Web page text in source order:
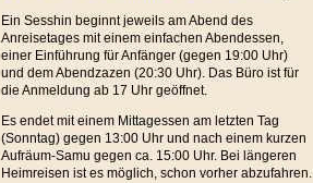
Ein Sesshin beginnt jeweils am Abend des
Anreisetages mit einem einfachen Abendessen,
einer Einführung für Anfänger (gegen 19:00 Uhr)
und dem Abendzazen (20:30 Uhr). Das Büro ist für
die Anmeldung ab 17 Uhr geöffnet.
Es endet mit einem Mittagessen am letzten Tag
(Sonntag) gegen 13:00 Uhr und nach einem kurzen
Aufräum-Samu gegen ca. 15:00 Uhr. Bei längeren
Heimreisen ist es möglich, schon vorher abzufahren.